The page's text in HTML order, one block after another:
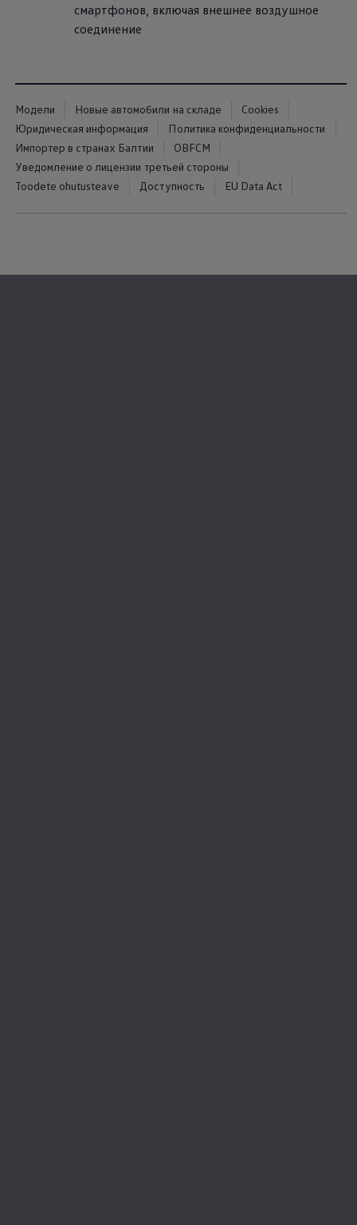
смартфонов, включая внешнее воздушное
соединение
Модели Новые автомобили на складе
Cookies
Юридическая информация
Политика конфиденциальности
Импортер в странах Балтии
OBFCM
Уведомление о лицензии третьей стороны
Toodete ohutusteave
Доступность EU Data Act